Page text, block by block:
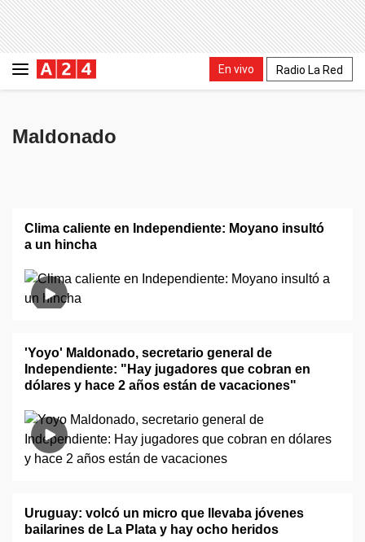
En vivo Radio La Red
Maldonado
Clima caliente en Independiente: Moyano insultó
a un hincha
'Yoyo' Maldonado, secretario general de
Independiente: "Hay jugadores que cobran en
dólares y hace 2 años están de vacaciones"
Uruguay: volcó un micro que llevaba jóvenes
bailarines de La Plata y hay ocho heridos